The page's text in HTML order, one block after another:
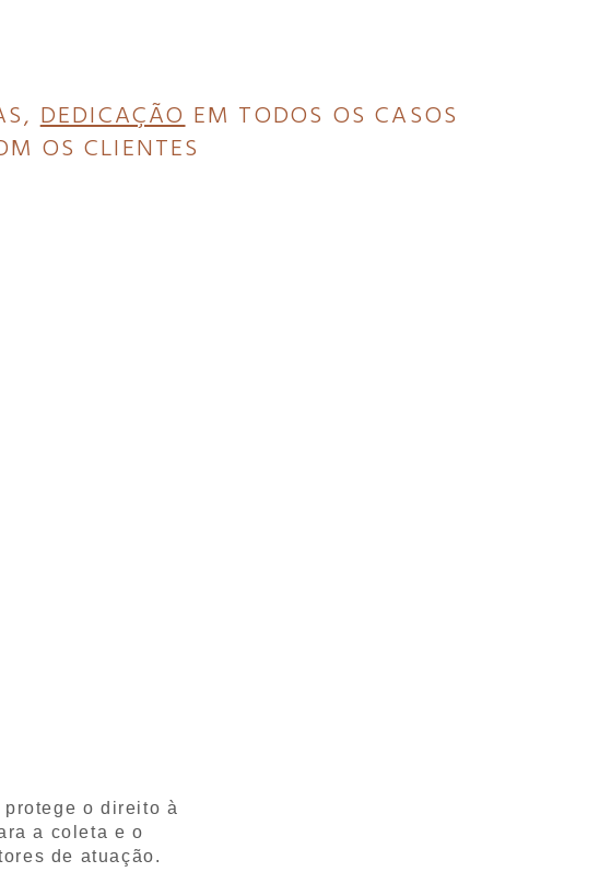
DEDICAÇÃOEM TODOS OS CASOS
OS CLIENTES
o direito à
a coleta e o
de atuação.